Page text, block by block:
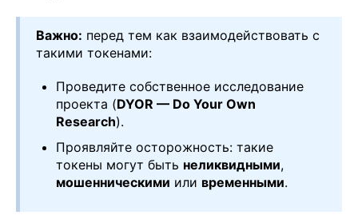
Важно: перед тем как взаимодействовать с
такими токенами:
Проведите собственное исследование
проекта (DYOR — Do Your Own
Research).
Проявляйте осторожность: такие
токены могут быть неликвидными,
мошенническими или временными.